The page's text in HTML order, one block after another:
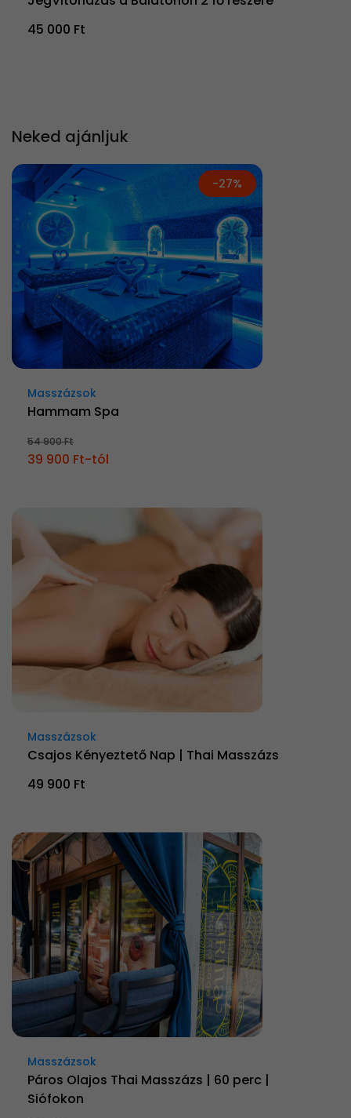
45 000 Ft
Neked ajánljuk
-27%
Masszázsok
Hammam Spa
54 900 Ft
39 900 Ft-tól
Masszázsok
Csajos Kényeztető Nap | Thai Masszázs
49 900 Ft
Masszázsok
Páros Olajos Thai Masszázs | 60 perc |
Siófokon